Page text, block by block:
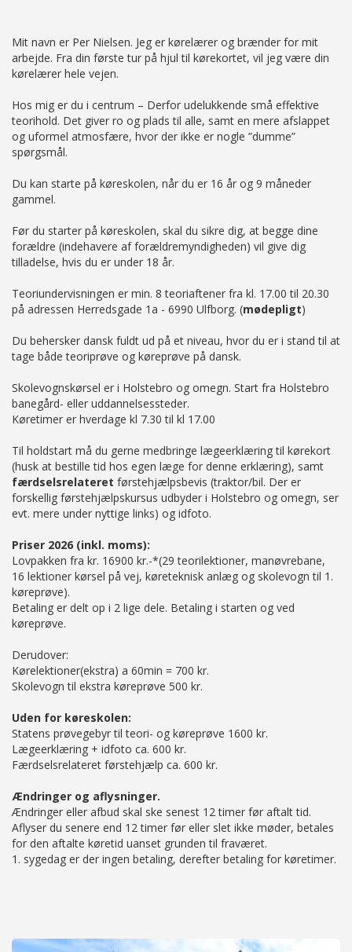
Mit navn er Per Nielsen. Jeg er kørelærer og brænder for mit
arbejde. Fra din første tur på hjul til kørekortet, vil jeg være din
kørelærer hele vejen.
Hos mig er du i centrum – Derfor udelukkende små effektive
teorihold. Det giver ro og plads til alle, samt en mere afslappet
og uformel atmosfære, hvor der ikke er nogle ”dumme”
spørgsmål.
Du kan starte på køreskolen, når du er 16 år og 9 måneder
gammel.
Før du starter på køreskolen, skal du sikre dig, at begge dine
forældre (indehavere af forældremyndigheden) vil give dig
tilladelse, hvis du er under 18 år.
Teoriundervisningen er min. 8 teoriaftener fra kl. 17.00 til 20.30
på adressen Herredsgade 1a - 6990 Ulfborg. (mødepligt)
Du behersker dansk fuldt ud på et niveau, hvor du er i stand til at
tage både teoriprøve og køreprøve på dansk.
Skolevognskørsel er i Holstebro og omegn. Start fra Holstebro
banegård- eller uddannelsessteder.
Køretimer er hverdage kl 7.30 til kl 17.00
Til holdstart må du gerne medbringe lægeerklæring til kørekort
(husk at bestille tid hos egen læge for denne erklæring), samt
færdselsrelateret førstehjælpsbevis (traktor/bil. Der er
forskellig førstehjælpskursus udbyder i Holstebro og omegn, ser
evt. mere under nyttige links) og idfoto.
Priser 2026 (inkl. moms):
Lovpakken fra kr. 16900 kr.-*(29 teorilektioner, manøvrebane,
16 lektioner kørsel på vej, køreteknisk anlæg og skolevogn til 1.
køreprøve).
Betaling er delt op i 2 lige dele. Betaling i starten og ved
køreprøve.
Derudover:
Kørelektioner(ekstra) a 60min = 700 kr.
Skolevogn til ekstra køreprøve 500 kr.
Uden for køreskolen:
Statens prøvegebyr til teori- og køreprøve 1600 kr.
Lægeerklæring + idfoto ca. 600 kr.
Færdselsrelateret førstehjælp ca. 600 kr.
Ændringer og aflysninger.
Ændringer eller afbud skal ske senest 12 timer før aftalt tid.
Aflyser du senere end 12 timer før eller slet ikke møder, betales
for den aftalte køretid uanset grunden til fraværet.
1. sygedag er der ingen betaling, derefter betaling for køretimer.